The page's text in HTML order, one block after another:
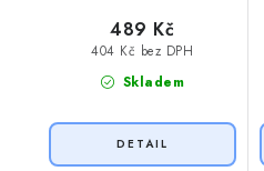
Skladem
404 Kč bez DPH
489 Kč